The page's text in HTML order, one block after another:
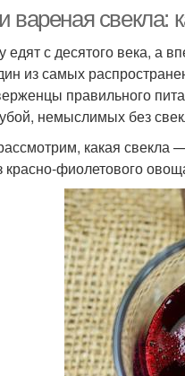
свекла:
едят с десятого века, а
из самых
правильного
немыслимых без
какая
красно-фиолетового